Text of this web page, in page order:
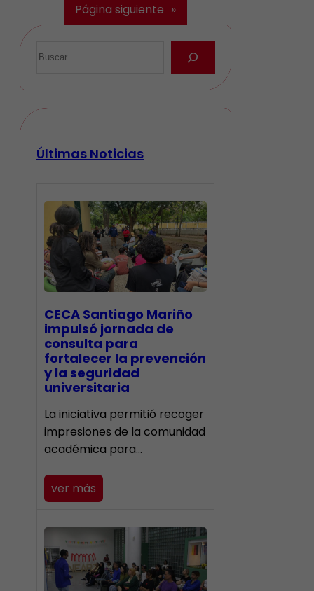
Página siguiente »
Últimas Noticias
CECA Santiago Mariño
impulsó jornada de
consulta para
fortalecer la prevención
y la seguridad
universitaria
La iniciativa permitió recoger
impresiones de la comunidad
académica para…
ver más